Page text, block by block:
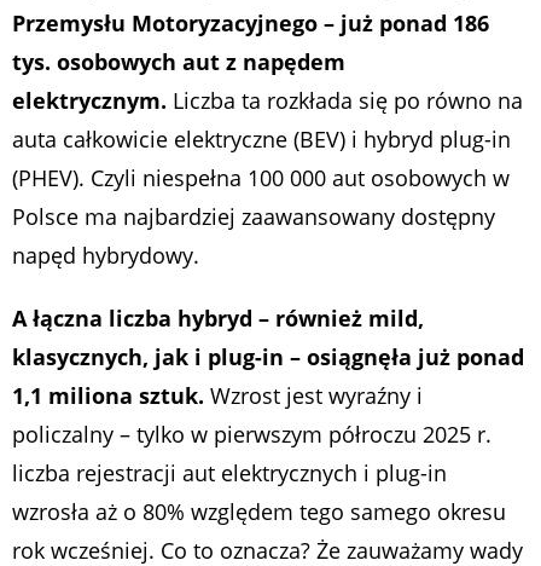
Przemysłu Motoryzacyjnego – już ponad 186
tys. osobowych aut z napędem
elektrycznym. Liczba ta rozkłada się po równo na
auta całkowicie elektryczne (BEV) i hybryd plug-in
(PHEV). Czyli niespełna 100 000 aut osobowych w
Polsce ma najbardziej zaawansowany dostępny
napęd hybrydowy.
A łączna liczba hybryd – również mild,
klasycznych, jak i plug-in – osiągnęła już ponad
1,1 miliona sztuk. Wzrost jest wyraźny i
policzalny – tylko w pierwszym półroczu 2025 r.
liczba rejestracji aut elektrycznych i plug-in
wzrosła aż o 80% względem tego samego okresu
rok wcześniej. Co to oznacza? Że zauważamy wady